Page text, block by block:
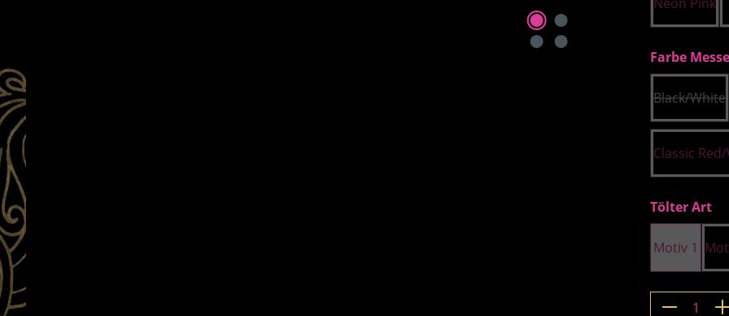
Farbe
Black/White
Classic
Tölter Art
Motiv 1